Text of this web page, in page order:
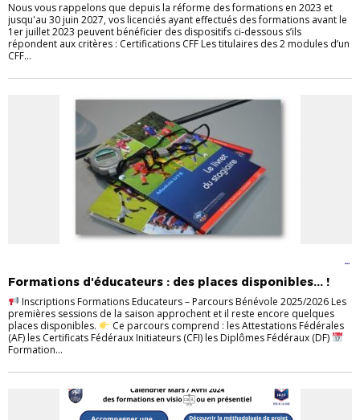
Nous vous rappelons que depuis la réforme des formations en 2023 et
jusqu'au 30 juin 2027, vos licenciés ayant effectués des formations avant le
1er juillet 2023 peuvent bénéficier des dispositifs ci-dessous s’ils
répondent aux critères : Certifications CFF Les titulaires des 2 modules d’un
CFF...
BUT
JEUNES F & M
Formations d'éducateurs : des places disponibles... !
Inscriptions Formations Educateurs – Parcours Bénévole 2025/2026 Les
premières sessions de la saison approchent et il reste encore quelques
places disponibles.
Ce parcours comprend : les Attestations Fédérales
(AF) les Certificats Fédéraux Initiateurs (CFI) les Diplômes Fédéraux (DF)
Formation...